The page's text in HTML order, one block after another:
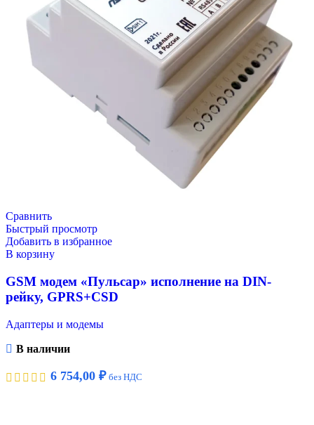
Сравнить
Быстрый просмотр
Добавить в избранное
В корзину
GSM модем «Пульсар» исполнение на DIN-
рейку, GPRS+CSD
Адаптеры и модемы
В наличии
6 754,00 ₽ без НДС